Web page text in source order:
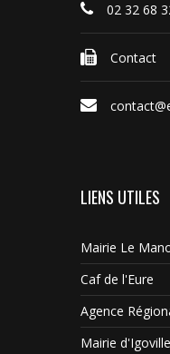
02 32 68
Contact
LIENS UTILES
Mairie Le
Caf de l'Eure
Agence
Mairie d'Igoville